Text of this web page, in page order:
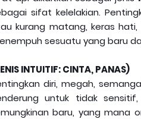
sifat kelelakian.
kurang matang, keras
sesuatu yang baru
INTUITIF: CINTA, PANAS)
diri, megah,
untuk tidak
baru, yang mana